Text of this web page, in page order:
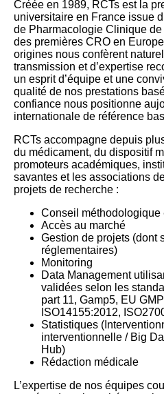
Créée en 1989, RCTs est la
universitaire en France issue
de Pharmacologie Clinique de
des premières CRO en
origines nous confèrent
transmission et d’expertise
un esprit d’équipe et une
qualité de nos prestations
confiance nous positionne
internationale de référence
RCTs accompagne depuis
du médicament, du dispositif
promoteurs académiques,
savantes et les associations
projets de recherche :
Conseil méthodologique
Accès au marché
Gestion de projets (dont
réglementaires)
Monitoring
Data Management
validées selon les
part 11, Gamp5, EU
ISO14155:2012,
Statistiques
interventionnelle / Big
Hub)
Rédaction médicale
L’expertise de nos équipes